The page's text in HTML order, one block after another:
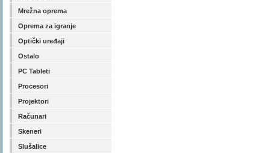
Mrežna oprema
Oprema za igranje
Optički uređaji
Ostalo
PC Tableti
Procesori
Projektori
Računari
Skeneri
Slušalice